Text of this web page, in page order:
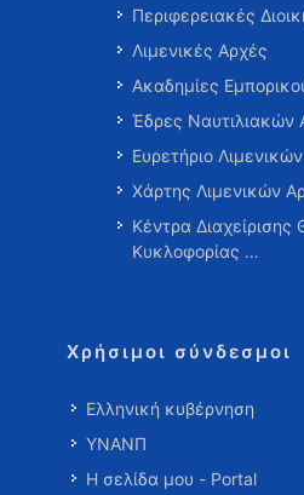
Περιφερειακές
Λιμενικές Αρχές
Ακαδημίες
Έδρες Ναυτιλιακών
Ευρετήριο
Χάρτης Λιμενικών
Κέντρα Διαχείρισης
Κυκλοφορίας …
Χρήσιμοι σύνδεσμοι
Ελληνική κυβέρνηση
ΥΝΑΝΠ
Η σελίδα μου - Portal